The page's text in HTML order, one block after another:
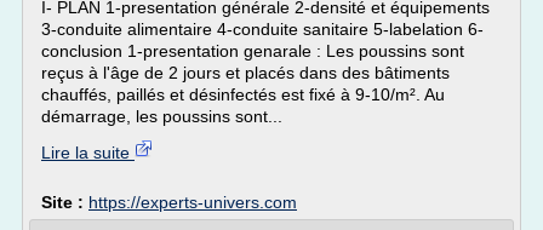
I- PLAN 1-presentation générale 2-densité et équipements
3-conduite alimentaire 4-conduite sanitaire 5-labelation 6-
conclusion 1-presentation genarale : Les poussins sont
reçus à l'âge de 2 jours et placés dans des bâtiments
chauffés, paillés et désinfectés est fixé à 9-10/m². Au
démarrage, les poussins sont...
Lire la suite
Site : https://experts-univers.com